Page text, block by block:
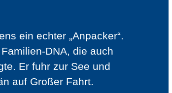
ein echter „Anpacker“.
DNA, die auch
Er fuhr zur See und
auf Großer Fahrt.